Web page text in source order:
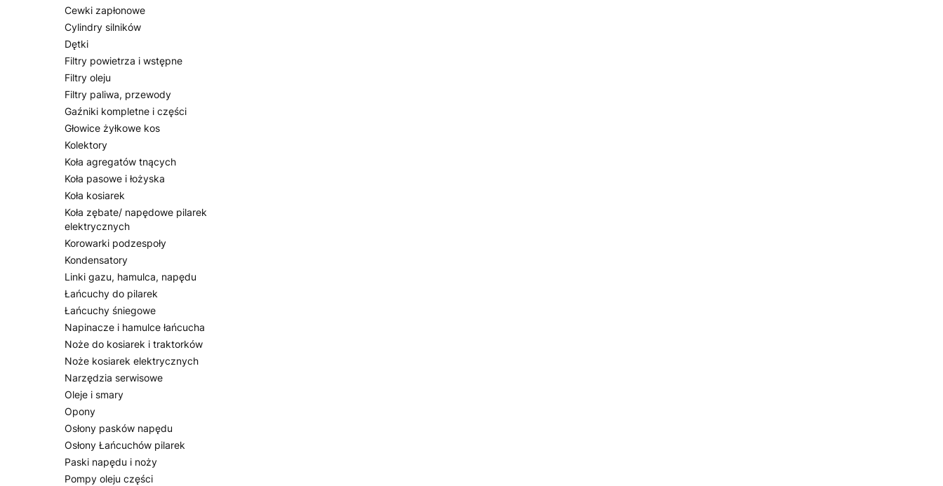
Cewki zapłonowe
Cylindry silników
Dętki
Filtry powietrza i wstępne
Filtry oleju
Filtry paliwa, przewody
Gaźniki kompletne i części
Głowice żyłkowe kos
Kolektory
Koła agregatów tnących
Koła pasowe i łożyska
Koła kosiarek
Koła zębate/ napędowe pilarek
elektrycznych
Korowarki podzespoły
Kondensatory
Linki gazu, hamulca, napędu
Łańcuchy do pilarek
Łańcuchy śniegowe
Napinacze i hamulce łańcucha
Noże do kosiarek i traktorków
Noże kosiarek elektrycznych
Narzędzia serwisowe
Oleje i smary
Opony
Osłony pasków napędu
Osłony Łańcuchów pilarek
Paski napędu i noży
Pompy oleju części